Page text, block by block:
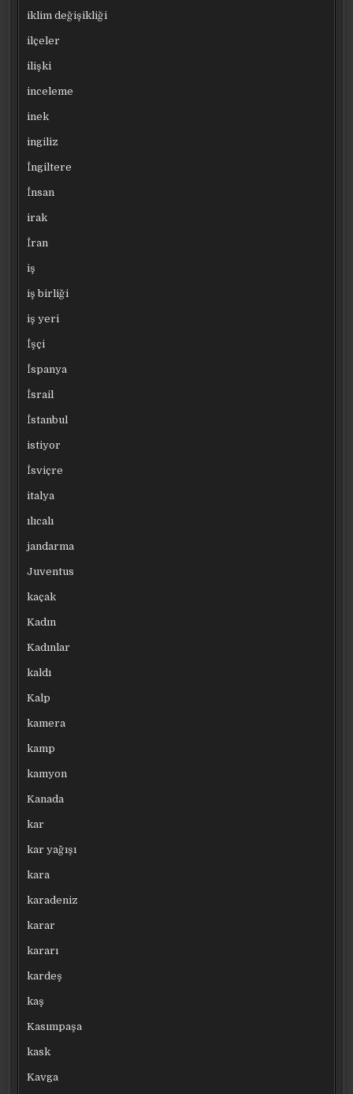
iklim değişikliği
ilçeler
ilişki
inceleme
inek
ingiliz
İngiltere
İnsan
irak
İran
iş
iş birliği
iş yeri
İşçi
İspanya
İsrail
İstanbul
istiyor
İsviçre
italya
ılıcalı
jandarma
Juventus
kaçak
Kadın
Kadınlar
kaldı
Kalp
kamera
kamp
kamyon
Kanada
kar
kar yağışı
kara
karadeniz
karar
kararı
kardeş
kaş
Kasımpaşa
kask
Kavga